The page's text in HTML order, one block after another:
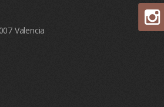
Valencia